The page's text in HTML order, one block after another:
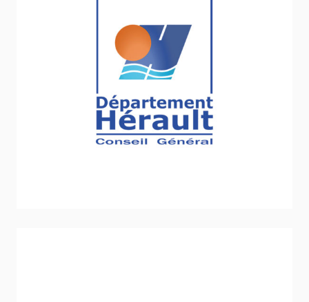
Comité départemental de l’Hérault
Stratégie et politique